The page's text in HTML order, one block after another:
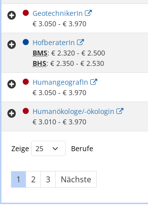
GeotechnikerIn
€ 3.050 - € 3.970
HofberaterIn
BMS: € 2.320 - € 2.500
BHS: € 2.350 - € 2.530
HumangeografIn
€ 3.050 - € 3.970
Humanökologe/-ökologin
€ 3.010 - € 3.970
Zeige Berufe
1 2 3 Nächste